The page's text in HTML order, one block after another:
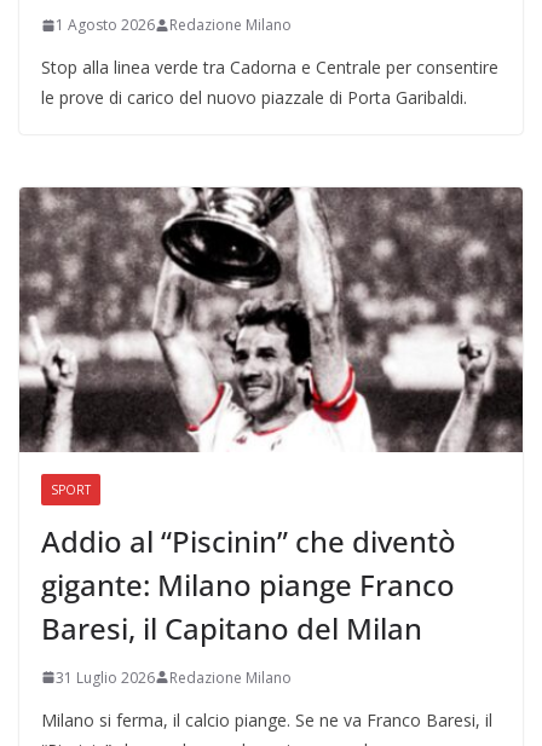
1 Agosto 2026 Redazione Milano
Stop alla linea verde tra Cadorna e Centrale per consentire
le prove di carico del nuovo piazzale di Porta Garibaldi.
SPORT
Addio al “Piscinin” che diventò
gigante: Milano piange Franco
Baresi, il Capitano del Milan
31 Luglio 2026 Redazione Milano
Milano si ferma, il calcio piange. Se ne va Franco Baresi, il